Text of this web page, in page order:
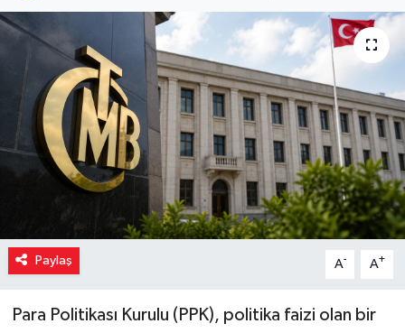
Paylaş A- A+
Para Politikası Kurulu (PPK), politika faizi olan bir
Spor
Yaşam
Yerel Yönetimler
Yurttan